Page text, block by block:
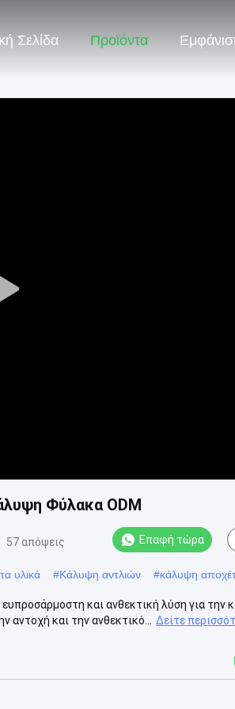
Σελίδα Προϊόντα
Play
Φύλακα ODM
57 απόψεις Επαφή τώρα
υλικά #Κάλυψη αντλιών #κάλυψη
και ανθεκτική λύση για την
και την ανθεκτικό...
Δείτε